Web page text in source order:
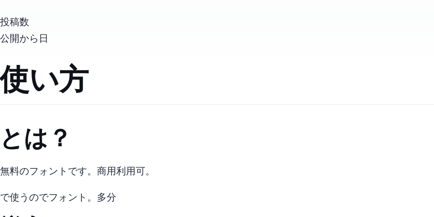
投稿数
公開から 日
google Fonts使い方
gooogle Fontsとは？
無料のwebフォントです。 商用利用可。
webで使うのでwebフォント。(多分)